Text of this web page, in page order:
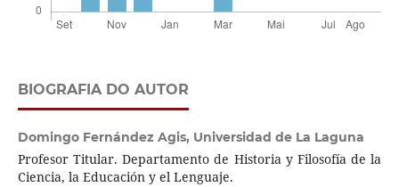
BIOGRAFIA DO AUTOR
Domingo Fernández Agis, Universidad de La Laguna
Profesor Titular. Departamento de Historia y Filosofía de la
Ciencia, la Educación y el Lenguaje.